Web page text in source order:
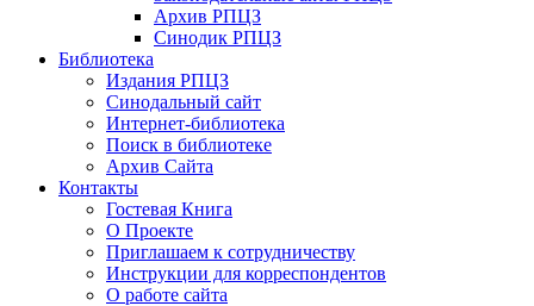
Архив РПЦЗ
Синодик РПЦЗ
Библиотека
Издания РПЦЗ
Синодальный сайт
Интернет-библиотека
Поиск в библиотеке
Архив Сайта
Контакты
Гостевая Книга
О Проекте
Приглашаем к сотрудничеству
Инструкции для корреспондентов
О работе сайта